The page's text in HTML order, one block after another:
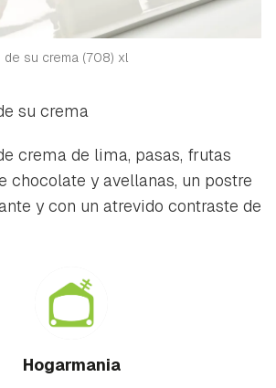
de su crema (708) xl
su crema
crema de lima, pasas, frutas
chocolate y avellanas, un postre
y con un atrevido contraste de
Hogarmania